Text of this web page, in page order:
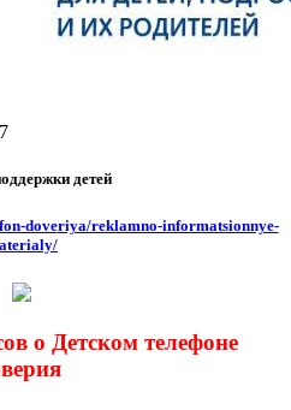
doveriya/reklamno-informatsionnye-
о Детском телефоне